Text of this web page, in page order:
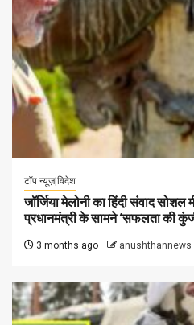
टॉप न्यूज़|विदेश
जॉर्जिया मेलोनी का हिंदी संवाद सोशल
प्रधानमंत्री के सामने ‘सफलता की
3 months ago anushthannews